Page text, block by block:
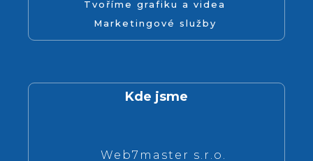
Tvoříme grafiku a videa
Marketingové služby
Kde jsme
Web7master s.r.o.